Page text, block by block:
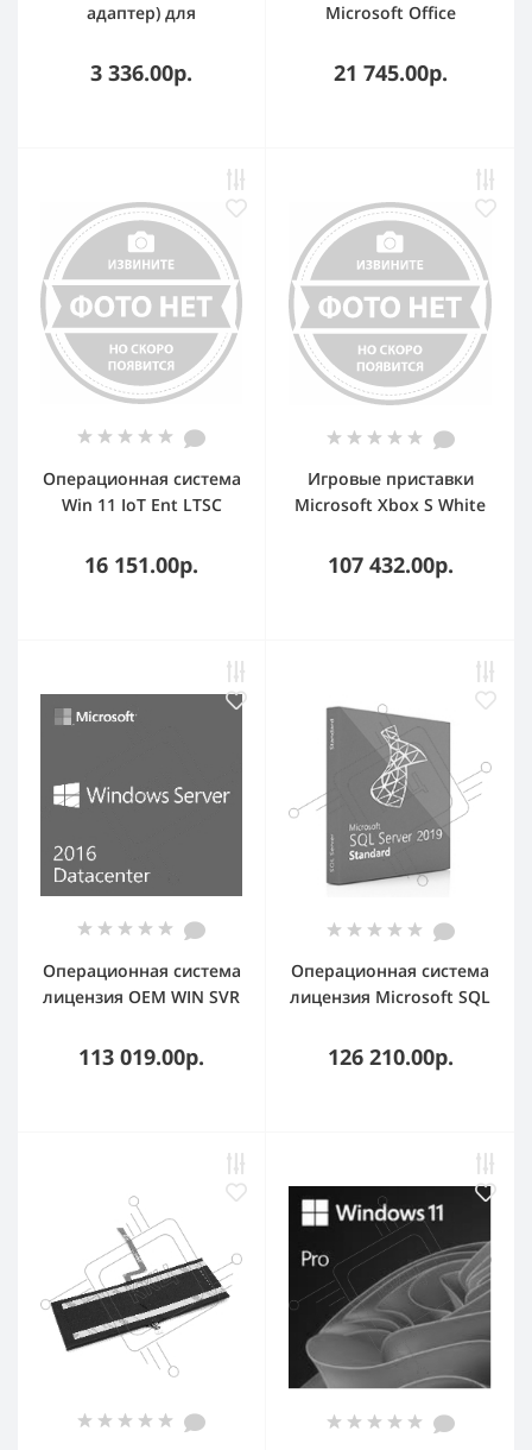
адаптер) для
Surface Pro4 102W 15V
6A 7.4x5.0
3 336.00р.
Microsoft Office
NoMedia dwnl
Only/Euro
21 745.00р.
Операционная система
Win 11 IoT Ent LTSC
Value EP2-07334
(голографическая
16 151.00р.
Игровые приставки
Microsoft Xbox S White
107 432.00р.
Операционная система
лицензия OEM WIN SVR
1PK DSP 16CR MS
113 019.00р.
Операционная система
лицензия Microsoft SQL
2019 English DVD 10 CAL
126 210.00р.